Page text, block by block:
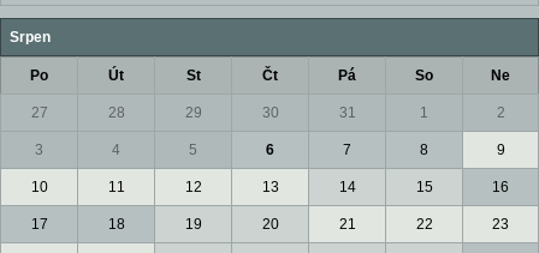
Srpen
Po Út St Čt Pá So Ne
27 28 29 30 31 1 2
3 4 5 6 7 8 9
10 11 12 13 14 15 16
17 18 19 20 21 22 23